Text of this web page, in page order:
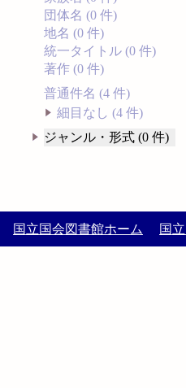
団体名 (0 件)
地名 (0 件)
統一タイトル (0 件)
著作 (0 件)
普通件名 (4 件)
細目なし (4 件)
ジャンル・形式 (0 件)
国立国会図書館ホーム 国